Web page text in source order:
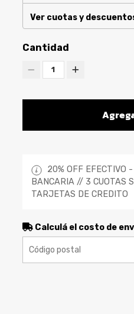
Ver cuotas y
Cantidad
1
20% OFF EFECTIVO
BANCARIA // 3 CUOTAS
TARJETAS DE CREDITO
Calculá el costo de